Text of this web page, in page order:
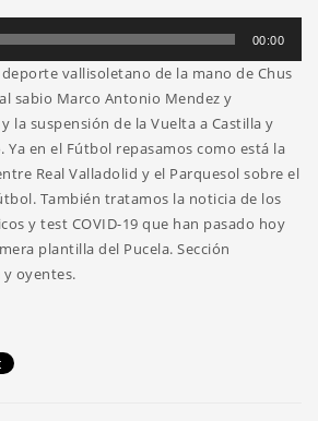
00:00
vallisoletano de la mano de Chus
sabio Marco Antonio Mendez y
la suspensión de la Vuelta a Castilla y
Ya en el Fútbol repasamos como está la
Real Valladolid y el Parquesol sobre el
También tratamos la noticia de los
y test COVID-19 que han pasado hoy
plantilla del Pucela. Sección
oyentes.